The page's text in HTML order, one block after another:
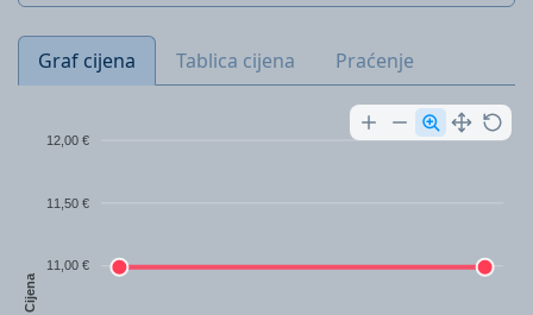
Graf cijena Tablica cijena Praćenje
12,00 €
11,50 €
11,00 €
Cijena